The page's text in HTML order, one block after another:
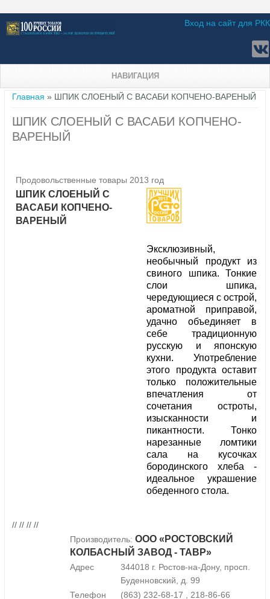
Вход на сайт для РКК
НАВИГАЦИЯ
Вы здесь
Главная » ШПИК СЛОЕНЫЙ С ВАСАБИ КОПЧЕНО-ВАРЕНЫЙ
ШПИК СЛОЕНЫЙ С ВАСАБИ КОПЧЕНО-
ВАРЕНЫЙ
Продовольственные товары 2013 год
ШПИК СЛОЕНЫЙ С
ВАСАБИ КОПЧЕНО-
ВАРЕНЫЙ
Эксклюзивный,
необычный продукт из
свиного шпика. Тонкие
слои шпика,
чередующиеся с острой,
ароматной приправой,
удачно объединяет в
себе традиционную
русскую и японскую
кухни. Употребление
этого продукта оставит
только положительные
впечатления от
сочетания остроты,
изысканности и
пикантности. Тонко
нарезанные ломтики
сала на кусочках
бородинского хлеба -
идеальное украшение
обеденного стола.
// // // //
Производитель: ООО «РОСТОВСКИЙ
КОЛБАСНЫЙ ЗАВОД - ТАВР»
Адрес
344018 г. Ростов-на-Дону, просп.
Буденновский, д. 99
Телефон
(863) 232-68-17 , 218-86-66